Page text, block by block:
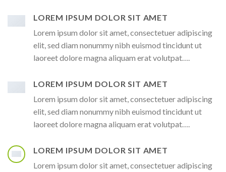
LOREM IPSUM DOLOR SIT AMET
Lorem ipsum dolor sit amet, consectetuer adipiscing
elit, sed diam nonummy nibh euismod tincidunt ut
laoreet dolore magna aliquam erat volutpat….
LOREM IPSUM DOLOR SIT AMET
Lorem ipsum dolor sit amet, consectetuer adipiscing
elit, sed diam nonummy nibh euismod tincidunt ut
laoreet dolore magna aliquam erat volutpat….
LOREM IPSUM DOLOR SIT AMET
Lorem ipsum dolor sit amet, consectetuer adipiscing